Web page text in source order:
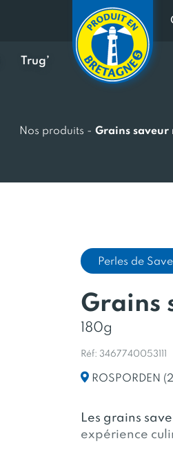
Trug’
Nos produits - Grains saveur
Perles de
Grains
180g
Réf: 3467740053111
ROSPORDEN
Les grains
expérience